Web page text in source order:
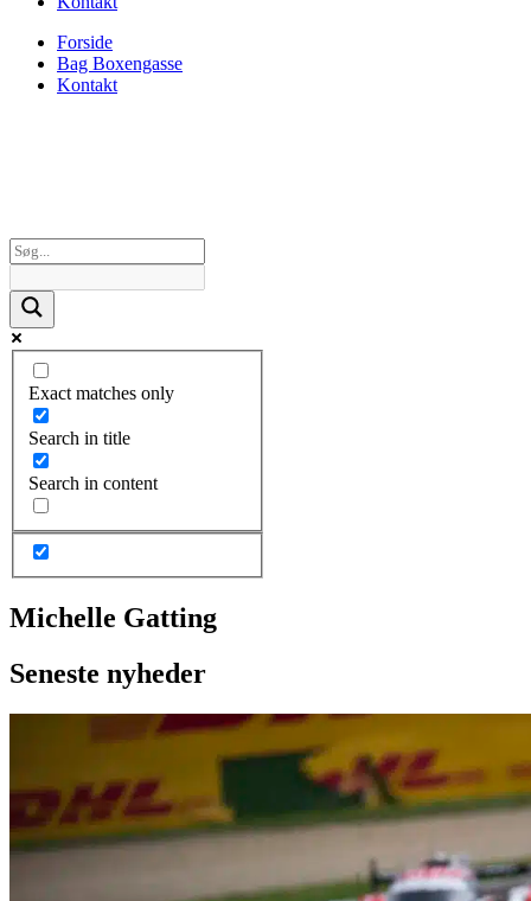
Forside
Bag Boxengasse
Kontakt
Exact matches only
Search in title
Search in content
Michelle Gatting
Seneste nyheder